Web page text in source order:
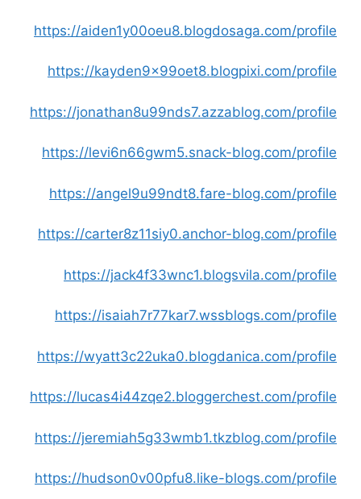
https://aiden1y00oeu8.blogdosaga.com/profile
https://kayden9x99oet8.blogpixi.com/profile
https://jonathan8u99nds7.azzablog.com/profile
https://levi6n66gwm5.snack-blog.com/profile
https://angel9u99ndt8.fare-blog.com/profile
https://carter8z11siy0.anchor-blog.com/profile
https://jack4f33wnc1.blogsvila.com/profile
https://isaiah7r77kar7.wssblogs.com/profile
https://wyatt3c22uka0.blogdanica.com/profile
https://lucas4i44zqe2.bloggerchest.com/profile
https://jeremiah5g33wmb1.tkzblog.com/profile
https://hudson0v00pfu8.like-blogs.com/profile